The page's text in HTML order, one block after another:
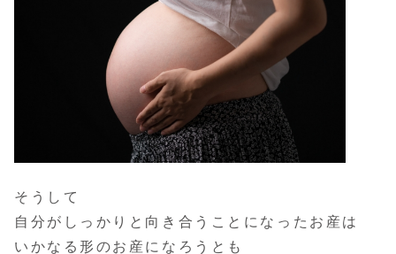
そうして
自分がしっかりと向き合うことになったお産は
いかなる形のお産になろうとも